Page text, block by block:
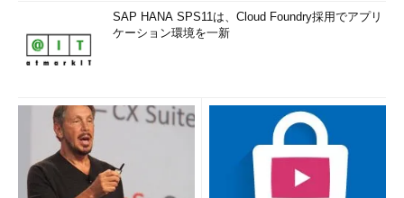
SAP HANA SPS11は、Cloud Foundry採用でアプリ
ケーション環境を一新